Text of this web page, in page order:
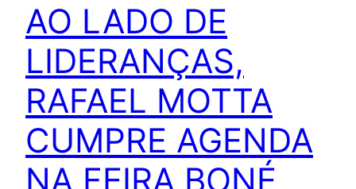
AO LADO DE
LIDERANÇAS,
RAFAEL MOTTA
CUMPRE AGENDA
NA FEIRA BONÉ